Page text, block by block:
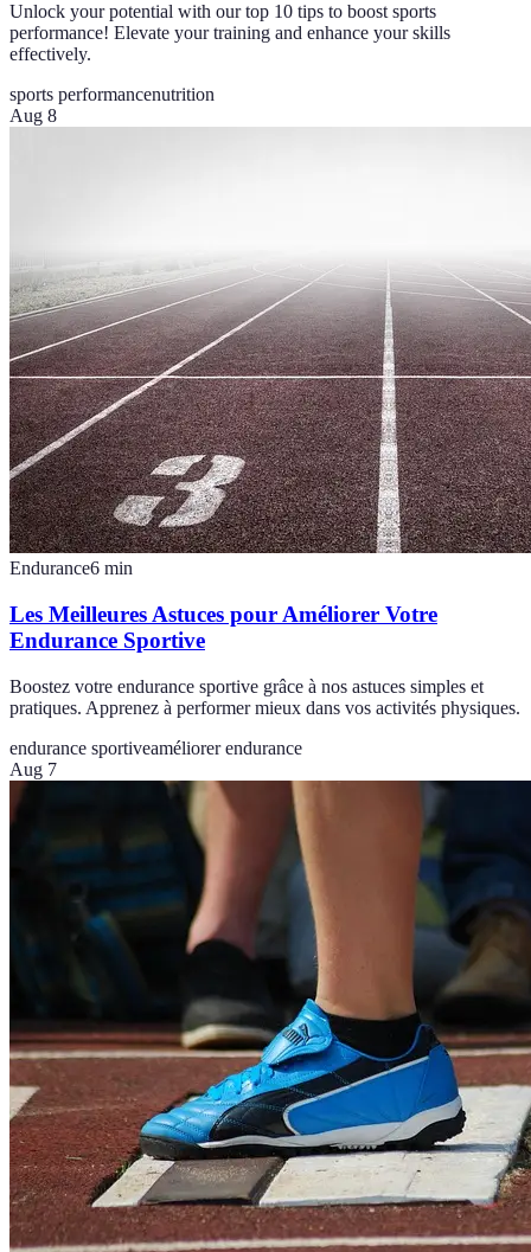
Unlock your potential with our top 10 tips to boost sports
performance! Elevate your training and enhance your skills
effectively.
sports performancenutrition
Aug 8
Endurance6 min
Les Meilleures Astuces pour Améliorer Votre
Endurance Sportive
Boostez votre endurance sportive grâce à nos astuces simples et
pratiques. Apprenez à performer mieux dans vos activités physiques.
endurance sportiveaméliorer endurance
Aug 7